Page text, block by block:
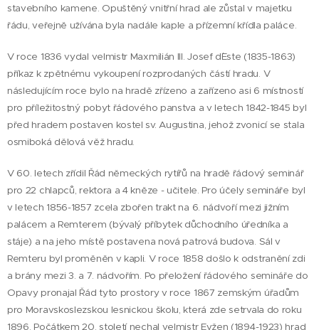
stavebního kamene. Opuštěný vnitřní hrad ale zůstal v majetku
řádu, veřejně užívána byla nadále kaple a přízemní křídla paláce.
V roce 1836 vydal velmistr Maxmilián III. Josef d´Este (1835-1863)
příkaz k zpětnému vykoupení rozprodaných částí hradu. V
následujícím roce bylo na hradě zřízeno a zařízeno asi 6 místností
pro příležitostný pobyt řádového panstva a v letech 1842-1845 byl
před hradem postaven kostel sv. Augustina, jehož zvonicí se stala
osmiboká dělová věž hradu.
V 60. letech zřídil Řád německých rytířů na hradě řádový seminář
pro 22 chlapců, rektora a 4 kněze - učitele. Pro účely semináře byl
v letech 1856-1857 zcela zbořen trakt na 6. nádvoří mezi jižním
palácem a Remterem (bývalý příbytek důchodního úředníka a
stáje) a na jeho místě postavena nová patrová budova. Sál v
Remteru byl proměněn v kapli. V roce 1858 došlo k odstranění zdi
a brány mezi 3. a 7. nádvořím. Po přeložení řádového semináře do
Opavy pronajal Řád tyto prostory v roce 1867 zemským úřadům
pro Moravskoslezskou lesnickou školu, která zde setrvala do roku
1896. Počátkem 20. století nechal velmistr Evžen (1894-1923) hrad